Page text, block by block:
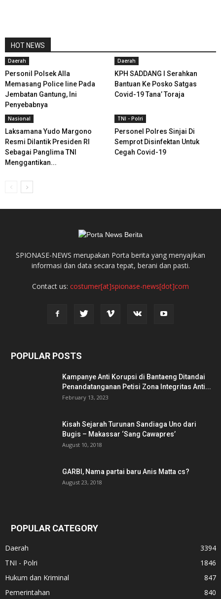
HOT NEWS
Daerah
Personil Polsek Alla
Memasang Police line Pada
Jembatan Gantung, Ini
Penyebabnya
Daerah
KPH SADDANG I Serahkan
Bantuan Ke Posko Satgas
Covid-19 Tana’ Toraja
Nasional
Laksamana Yudo Margono
Resmi Dilantik Presiden RI
Sebagai Panglima TNI
Menggantikan...
TNI - Polri
Personel Polres Sinjai Di
Semprot Disinfektan Untuk
Cegah Covid-19
SPIONASE-NEWS merupakan Porta berita yang menyajikan
informasi dan data secara tepat, berani dan pasti.
Contact us: costumer[at]spionase-news[dot]com
POPULAR POSTS
Kampanye Anti Korupsi di Bantaeng Ditandai
Penandatanganan Petisi Zona Integritas Anti...
February 13, 2023
Kisah Sejarah Turunan Sandiaga Uno dari
Bugis – Makassar ‘Sang Cawapres’
August 10, 2018
GARBI, Nama partai baru Anis Matta cs?
August 23, 2018
POPULAR CATEGORY
Daerah
3394
TNI - Polri
1846
Hukum dan Kriminal
847
Pemerintahan
840